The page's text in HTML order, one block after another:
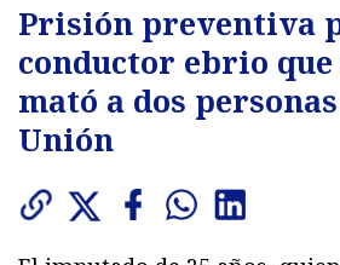
Prisión preventiva
conductor ebrio
mató a dos
Unión